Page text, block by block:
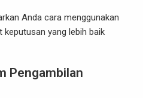
Anda cara menggunakan
yang lebih baik
Pengambilan